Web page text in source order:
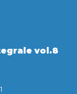
vol.8